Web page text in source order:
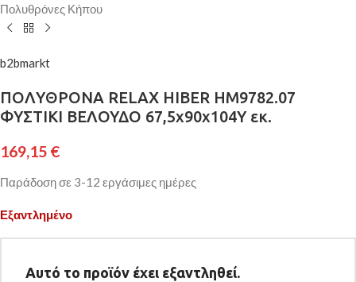
Πολυθρόνες Κήπου
b2bmarkt
ΠΟΛΥΘΡΟΝΑ RELAX HIBER HM9782.07
ΦΥΣΤΙΚΙ ΒΕΛΟΥΔΟ 67,5x90x104Υ εκ.
169,15 €
Παράδοση σε 3-12 εργάσιμες ημέρες
Εξαντλημένο
Αυτό το προϊόν έχει εξαντληθεί.